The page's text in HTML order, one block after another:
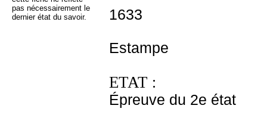
pas nécessairement le
dernier état du savoir.
1633
Estampe
ETAT :
Épreuve du 2e état